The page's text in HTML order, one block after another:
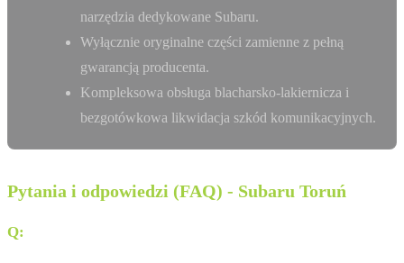
narzędzia dedykowane Subaru.
Wyłącznie oryginalne części zamienne z pełną
gwarancją producenta.
Kompleksowa obsługa blacharsko-lakiernicza i
bezgotówkowa likwidacja szkód komunikacyjnych.
Pytania i odpowiedzi (FAQ) - Subaru Toruń
Q: